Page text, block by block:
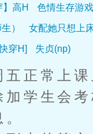
高H 色情生存游
） 女配她只想上
穿H] 失贞(np)
常上课
学生会